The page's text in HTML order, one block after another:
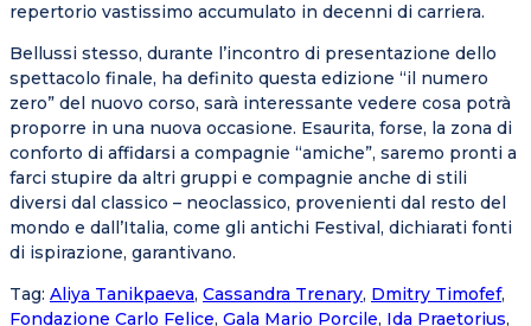
repertorio vastissimo accumulato in decenni di carriera.
Bellussi stesso, durante l’incontro di presentazione dello
spettacolo finale, ha definito questa edizione “il numero
zero” del nuovo corso, sarà interessante vedere cosa potrà
proporre in una nuova occasione. Esaurita, forse, la zona di
conforto di affidarsi a compagnie “amiche”, saremo pronti a
farci stupire da altri gruppi e compagnie anche di stili
diversi dal classico – neoclassico, provenienti dal resto del
mondo e dall’Italia, come gli antichi Festival, dichiarati fonti
di ispirazione, garantivano.
Tag: Aliya Tanikpaeva, Cassandra Trenary, Dmitry Timofef,
Fondazione Carlo Felice, Gala Mario Porcile, Ida Praetorius,